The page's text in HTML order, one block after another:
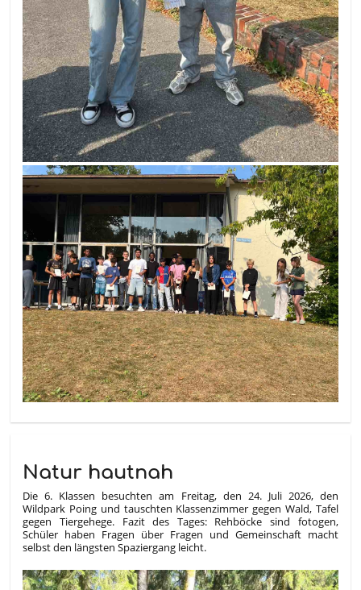
Natur hautnah
Die 6. Klassen besuchten am Freitag, den 24. Juli 2026, den
Wildpark Poing und tauschten Klassenzimmer gegen Wald, Tafel
gegen Tiergehege. Fazit des Tages: Rehböcke sind fotogen,
Schüler haben Fragen über Fragen und Gemeinschaft macht
selbst den längsten Spaziergang leicht.